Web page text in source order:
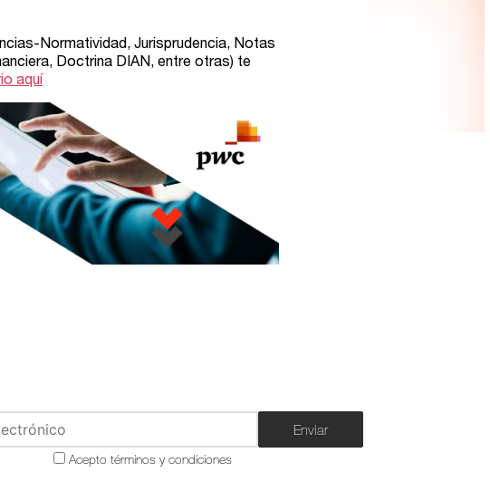
Enviar
Acepto términos y condiciones